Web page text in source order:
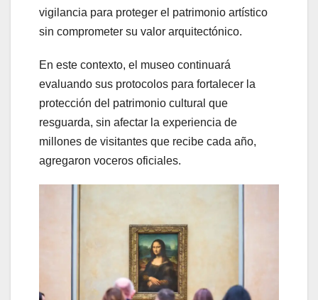
vigilancia para proteger el patrimonio artístico
sin comprometer su valor arquitectónico.
En este contexto, el museo continuará
evaluando sus protocolos para fortalecer la
protección del patrimonio cultural que
resguarda, sin afectar la experiencia de
millones de visitantes que recibe cada año,
agregaron voceros oficiales.